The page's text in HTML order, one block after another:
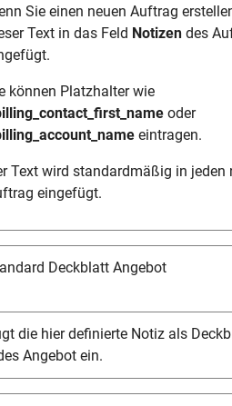
Sie einen neuen Auftrag
Text in das Feld Notizendes
können Platzhalter wie
oder
eintragen.
Text wird standardmäßig in jeden
eingefügt.
Deckblatt Angebot
die hier definierte Notiz als
Angebot ein.